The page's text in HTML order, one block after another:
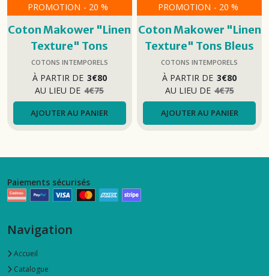
PROMOTION - 20 %
Coton Makower "Linen
Texture" Tons
Turquoise
COTONS INTEMPORELS
À PARTIR DE 3€80
AU LIEU DE 4€75
AJOUTER AU PANIER
PROMOTION - 20 %
Coton Makower "Linen
Texture" Tons Bleus
Clairs
COTONS INTEMPORELS
À PARTIR DE 3€80
AU LIEU DE 4€75
AJOUTER AU PANIER
Paiements sécurisés
Navigation
Accueil
Catalogue